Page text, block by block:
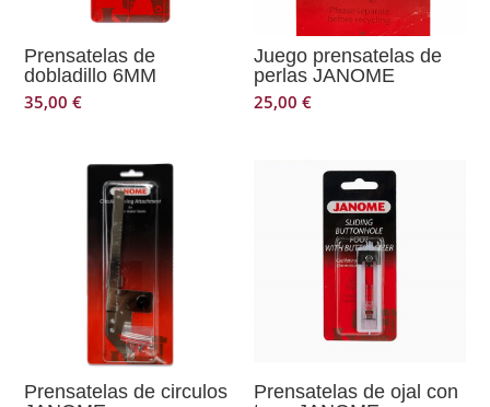
Prensatelas de
dobladillo 6MM
35,00€
Juego prensatelas de
perlas JANOME
25,00€
Prensatelas de circulos
Prensatelas de ojal con